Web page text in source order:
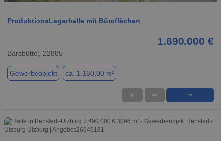
ProduktionsLagerhalle mit Büroflächen
1.690.000 €
Barsbüttel, 22885
Gewerbeobjekt ca. 1.160,00 m²
★ ➦ ➜